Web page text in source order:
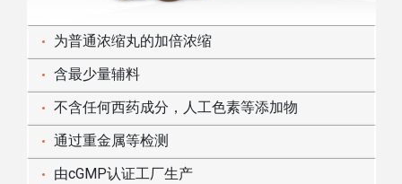
为普通浓缩丸的加倍浓缩
含最少量辅料
不含任何西药成分，人工色素等添加物
通过重金属等检测
由cGMP认证工厂生产